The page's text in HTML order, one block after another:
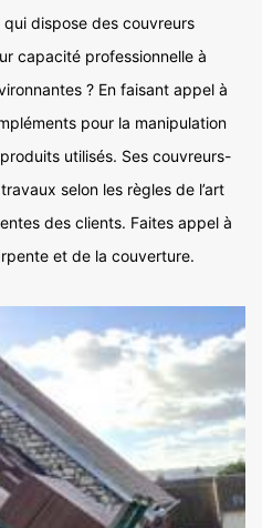
dispose des couvreurs
capacité professionnelle à
? En faisant appel à
pour la manipulation
utilisés. Ses couvreurs-
selon les règles de l’art
des clients. Faites appel à
et de la couverture.